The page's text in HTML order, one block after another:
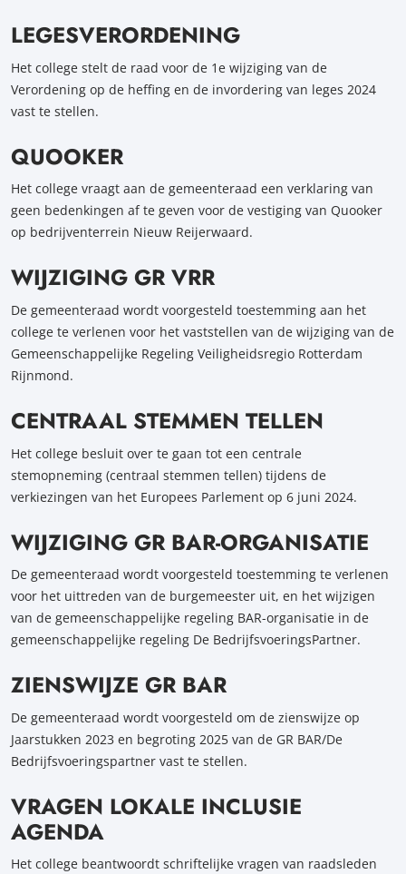
LEGESVERORDENING
Het college stelt de raad voor de 1e wijziging van de
Verordening op de heffing en de invordering van leges 2024
vast te stellen.
QUOOKER
Het college vraagt aan de gemeenteraad een verklaring van
geen bedenkingen af te geven voor de vestiging van Quooker
op bedrijventerrein Nieuw Reijerwaard.
WIJZIGING GR VRR
De gemeenteraad wordt voorgesteld toestemming aan het
college te verlenen voor het vaststellen van de wijziging van de
Gemeenschappelijke Regeling Veiligheidsregio Rotterdam
Rijnmond.
CENTRAAL STEMMEN TELLEN
Het college besluit over te gaan tot een centrale
stemopneming (centraal stemmen tellen) tijdens de
verkiezingen van het Europees Parlement op 6 juni 2024.
WIJZIGING GR BAR-ORGANISATIE
De gemeenteraad wordt voorgesteld toestemming te verlenen
voor het uittreden van de burgemeester uit, en het wijzigen
van de gemeenschappelijke regeling BAR-organisatie in de
gemeenschappelijke regeling De BedrijfsvoeringsPartner.
ZIENSWIJZE GR BAR
De gemeenteraad wordt voorgesteld om de zienswijze op
Jaarstukken 2023 en begroting 2025 van de GR BAR/De
Bedrijfsvoeringspartner vast te stellen.
VRAGEN LOKALE INCLUSIE
AGENDA
Het college beantwoordt schriftelijke vragen van raadsleden